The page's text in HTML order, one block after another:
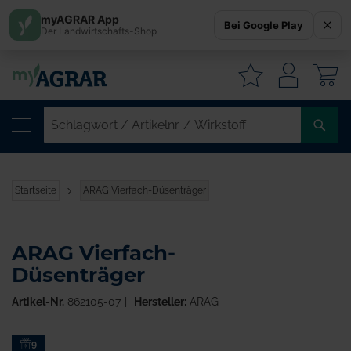
Startseite ARAG Vierfach-Düsenträger
Zum9
ARAG Vierfach-
Düsenträger
Artikel-Nr. 862105-07 Hersteller:ARAG
myAGRAR App
Der Landwirtschafts-Shop Bei Google Play